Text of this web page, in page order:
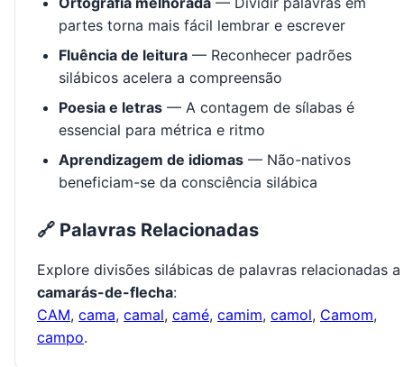
partes torna mais fácil lembrar e escrever
Fluência de leitura — Reconhecer padrões
silábicos acelera a compreensão
Poesia e letras — A contagem de sílabas é
essencial para métrica e ritmo
Aprendizagem de idiomas — Não-nativos
beneficiam-se da consciência silábica
🔗 Palavras Relacionadas
Explore divisões silábicas de palavras relacionadas a
camarás-de-flecha:
CAM, cama, camal, camé, camim, camol, Camom,
campo.